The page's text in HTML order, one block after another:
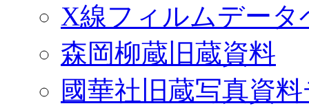
X線フィルムデータ
森岡柳蔵旧蔵資料
國華社旧蔵写真資